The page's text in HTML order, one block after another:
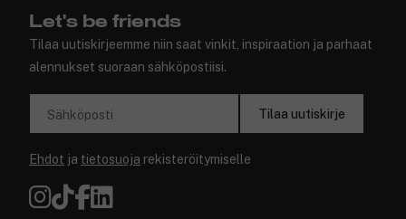
Let's be friends
Tilaa uutiskirjeemme niin saat vinkit, inspiraation ja parhaat
alennukset suoraan sähköpostiisi.
Sähköposti Tilaa uutiskirje
Ehdot ja tietosuoja rekisteröitymiselle